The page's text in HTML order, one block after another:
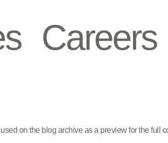
Careers
on the blog archive as a preview for the full